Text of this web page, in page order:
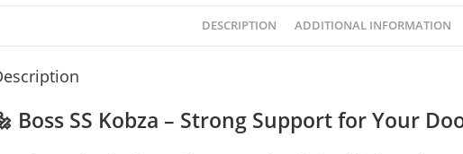
DESCRIPTION ADDITIONAL INFORMATION
Boss SS Kobza – Strong Support for Your